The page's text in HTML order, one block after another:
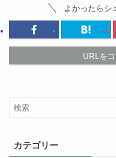
よかったらシ
URLを
カテゴリー